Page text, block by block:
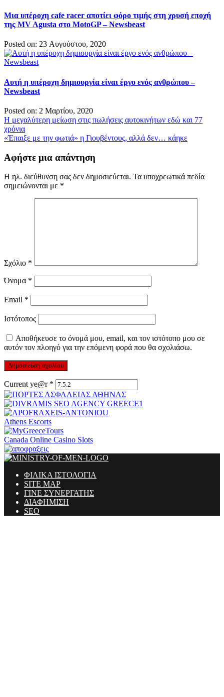
Μια υπέροχη cafe racer αποτίει φόρο τιμής στη χρυσή εποχή
της MV Agusta στο MotoGP – Newsbeast
Posted on: 23 Αυγούστου, 2020
Αυτή η υπέροχη δημιουργία είναι έργο ενός ανθρώπου –
Newsbeast
Posted on: 2 Μαρτίου, 2020
Πλοήγηση
άρθρων
Η μεγαλύτερη μείωση στις πωλήσεις αυτοκινήτων εδώ και 77
χρόνια
«Έπαιξε με την φωτιά» η Γιουβέντους, αλλά δεν… κάηκε
Αφήστε μια απάντηση
Η ηλ. διεύθυνση σας δεν δημοσιεύεται. Τα υποχρεωτικά πεδία
σημειώνονται με *
Σχόλιο *
Όνομα *
Email *
Ιστότοπος
Αποθήκευσε το όνομά μου, email, και τον ιστότοπο μου σε
αυτόν τον πλοηγό για την επόμενη φορά που θα σχολιάσω.
Current ye@r *
Athens Escorts
Canada Online Casino Slots
ΦΙΛΙΚΑ ΙΣΤΟΛΟΓΙΑ
SITE MAP
ΓΙΝΕ ΣΥΝΕΡΓΑΤΗΣ
ΔΙΑΦΗΜΙΣΗ
SEO